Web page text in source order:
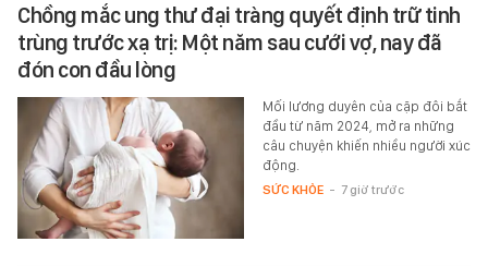
Chồng mắc ung thư đại tràng quyết định trữ tinh
trùng trước xạ trị: Một năm sau cưới vợ, nay đã
đón con đầu lòng
Mối lương duyên của cặp đôi bắt
đầu từ năm 2024, mở ra những
câu chuyện khiến nhiều người xúc
động.
SỨC KHỎE - 7 giờ trước